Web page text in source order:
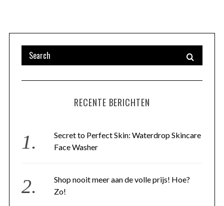
RECENTE BERICHTEN
Secret to Perfect Skin: Waterdrop Skincare
Face Washer
Shop nooit meer aan de volle prijs! Hoe?
Zo!